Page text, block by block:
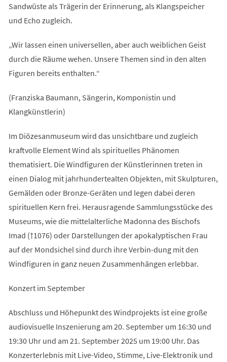
Sandwüste als Trägerin der Erinnerung, als Klangspeicher
und Echo zugleich.
„Wir lassen einen universellen, aber auch weiblichen Geist
durch die Räume wehen. Unsere Themen sind in den alten
Figuren bereits enthalten.“
(Franziska Baumann, Sängerin, Komponistin und
Klangkünstlerin)
Im Diözesanmuseum wird das unsichtbare und zugleich
kraftvolle Element Wind als spirituelles Phänomen
thematisiert. Die Windfiguren der Künstlerinnen treten in
einen Dialog mit jahrhundertealten Objekten, mit Skulpturen,
Gemälden oder Bronze-Geräten und legen dabei deren
spirituellen Kern frei. Herausragende Sammlungsstücke des
Museums, wie die mittelalterliche Madonna des Bischofs
Imad (†1076) oder Darstellungen der apokalyptischen Frau
auf der Mondsichel sind durch ihre Verbin-dung mit den
Windfiguren in ganz neuen Zusammenhängen erlebbar.
Konzert im September
Abschluss und Höhepunkt des Windprojekts ist eine große
audiovisuelle Inszenierung am 20. September um 16:30 und
19:30 Uhr und am 21. September 2025 um 19:00 Uhr. Das
Konzerterlebnis mit Live-Video, Stimme, Live-Elektronik und